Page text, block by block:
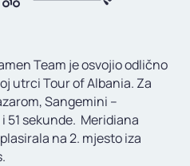
Team je osvojio odlično
utrci Tour of Albania. Za
Sangemini –
51 sekunde. Meridiana
na 2. mjesto iza